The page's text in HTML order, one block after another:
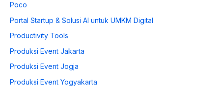
Poco
Portal Startup & Solusi AI untuk UMKM Digital
Productivity Tools
Produksi Event Jakarta
Produksi Event Jogja
Produksi Event Yogyakarta